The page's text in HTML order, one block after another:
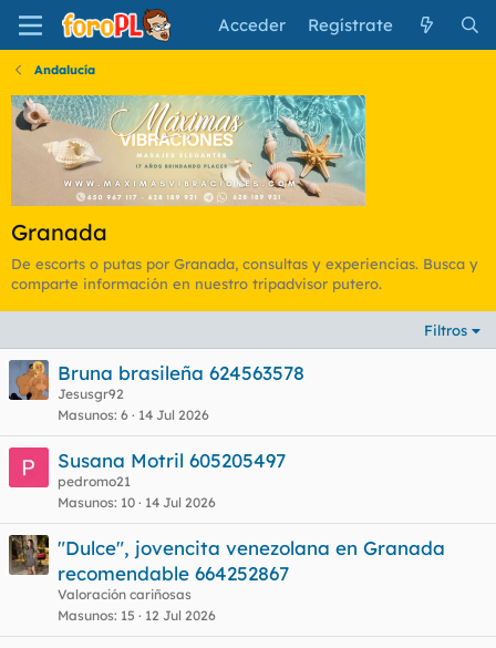
Acceder Regístrate
Andalucía
Granada
De escorts o putas por Granada, consultas y experiencias. Busca y
comparte información en nuestro tripadvisor putero.
Filtros
Bruna brasileña 624563578
Jesusgr92
Masunos 6 14 Jul 2026
Susana Motril 605205497
pedromo21
Masunos 10 14 Jul 2026
"Dulce", jovencita venezolana en Granada
recomendable 664252867
Valoración cariñosas
Masunos 15 12 Jul 2026